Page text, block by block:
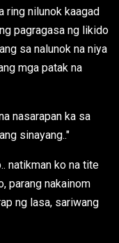
ring nilunok kaagad
pagragasa ng likido
sa nalunok na niya
mga patak na
nasarapan ka sa
sinayang.."
natikman ko na tite
parang nakainom
ng lasa, sariwang